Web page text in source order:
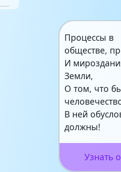
Процессы в
обществе,
И
Земли,
О том, что
В ней
должны!
Узнать